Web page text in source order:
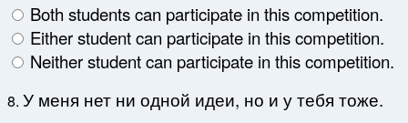
Both students can participate in this competition.
Either student can participate in this competition.
Neither student can participate in this competition.
8. У меня нет ни одной идеи, но и у тебя тоже.